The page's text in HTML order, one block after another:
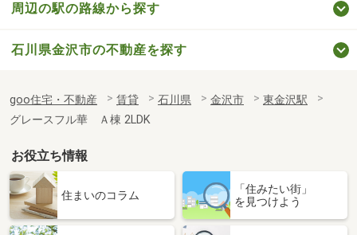
周辺の駅の路線から探す
石川県金沢市の不動産を探す
goo住宅・不動産 賃貸 石川県 金沢市
東金沢駅
グレースフル華 Ａ棟 2LDK
お役立ち情報
住まいのコラム
「住みたい街」
を見つけよう